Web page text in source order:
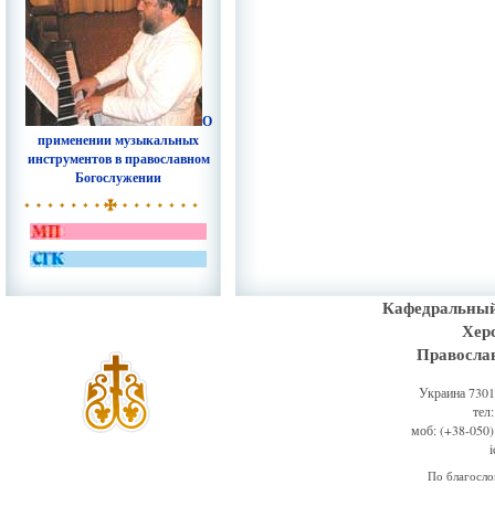
О
применении музыкальных
инструментов в православном
Богослужении
Украина
моб: (+38-
По